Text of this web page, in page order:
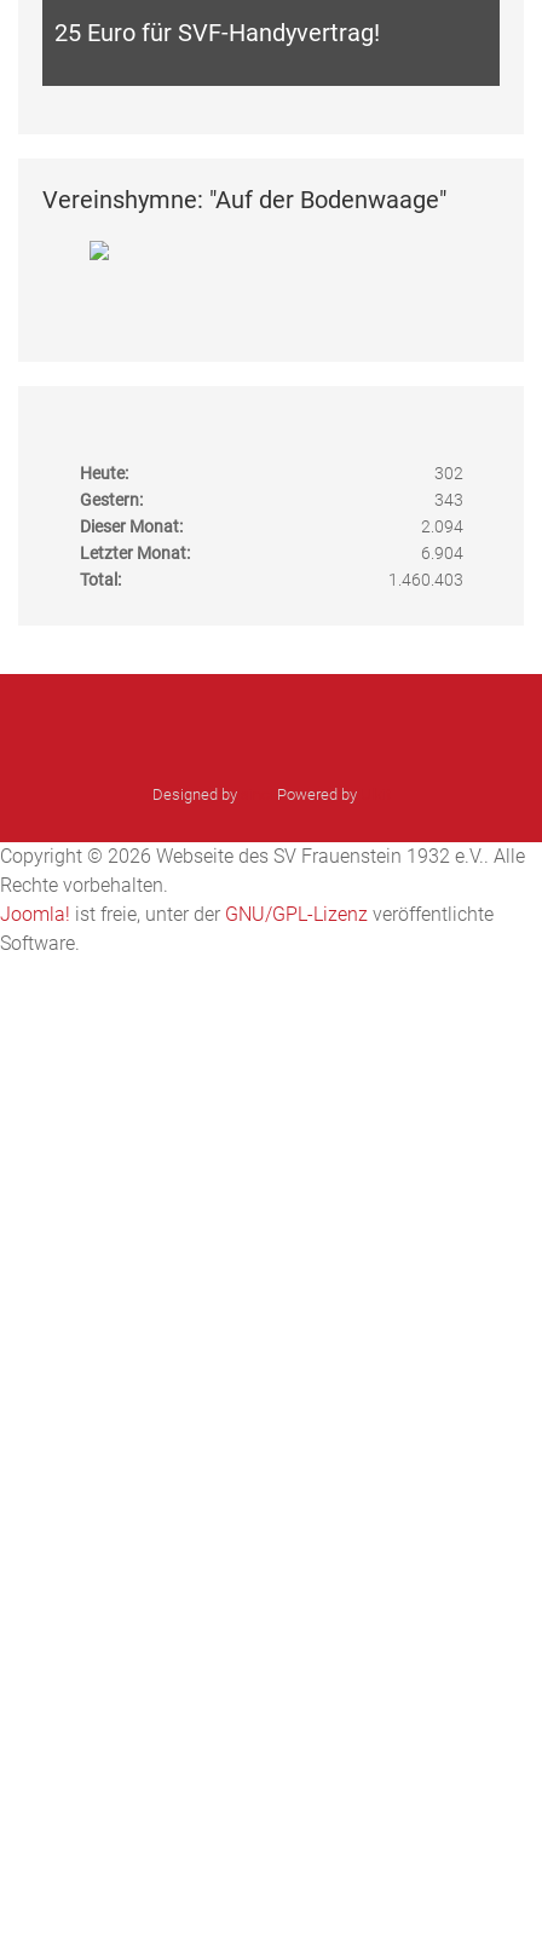
25 Euro für SVF-Handyvertrag!
Vereinshymne: "Auf der Bodenwaage"
Heute:
302
Gestern:
343
Dieser Monat:
2.094
Letzter Monat:
6.904
Total:
1.460.403
Designed by Powered by
Copyright © 2026 Webseite des SV Frauenstein 1932 e.V.. Alle
Rechte vorbehalten.
Joomla! ist freie, unter der GNU/GPL-Lizenz veröffentlichte
Software.